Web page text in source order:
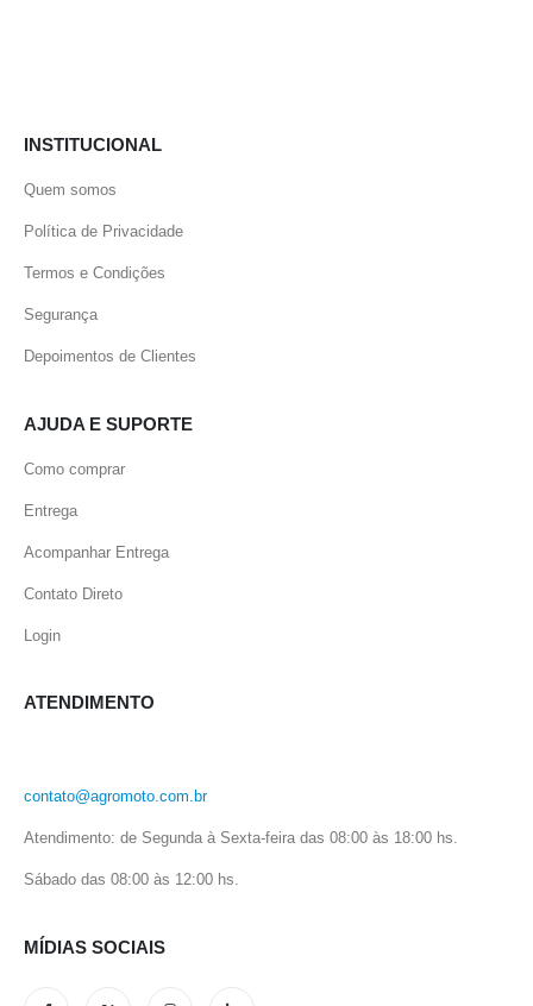
INSTITUCIONAL
Quem somos
Política de Privacidade
Termos e Condições
Segurança
Depoimentos de Clientes
AJUDA E SUPORTE
Como comprar
Entrega
Acompanhar Entrega
Contato Direto
Login
ATENDIMENTO
contato@agromoto.com.br
Atendimento: de Segunda à Sexta-feira das 08:00 às 18:00 hs.
Sábado das 08:00 às 12:00 hs.
MÍDIAS SOCIAIS